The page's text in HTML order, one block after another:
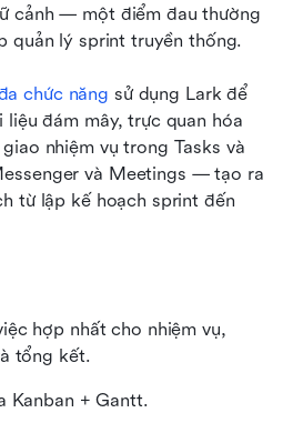
cảnh — một điểm đau thường
quản lý sprint truyền thống.
chức năng sử dụng Lark để
liệu đám mây, trực quan hóa
nhiệm vụ trong Tasks và
và Meetings — tạo ra
từ lập kế hoạch sprint đến
hợp nhất cho nhiệm vụ,
tổng kết.
Kanban + Gantt.